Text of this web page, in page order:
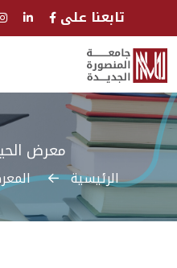
تابعنا على
معرض
الرئيسية